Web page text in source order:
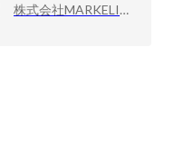
株式会社MARKELINE, リスキリング事業部